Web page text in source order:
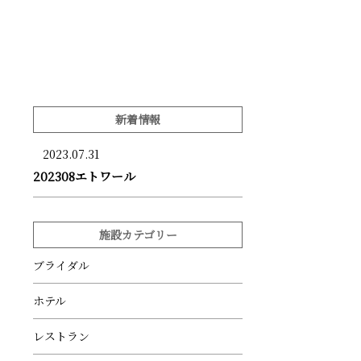
新着情報
2023.07.31
202308エトワール
施設カテゴリー
ブライダル
ホテル
レストラン